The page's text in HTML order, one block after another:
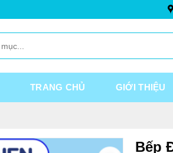
TRANG CHỦ GIỚI THIỆU
Bếp